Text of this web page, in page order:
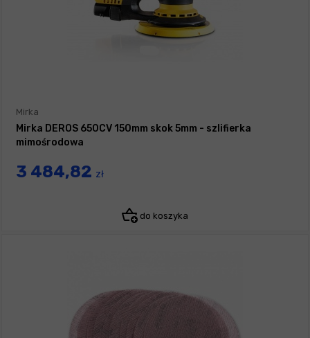
Mirka
Mirka DEROS 650CV 150mm skok 5mm - szlifierka
mimośrodowa
3 484,82 zł
do koszyka